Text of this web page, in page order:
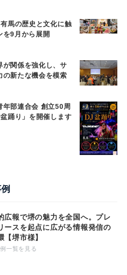
馬の歴史と文化に触
を9月から展開
が関係を強化し、サ
の新たな機会を模索
年部連合会 創立50周
踊り」を開催します
広報で堺の魅力を全国へ。プレ
ースを起点に広がる情報発信の
【堺市様】
一覧を見る